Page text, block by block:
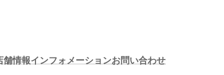
舗情報インフォメーションお問い合わせ